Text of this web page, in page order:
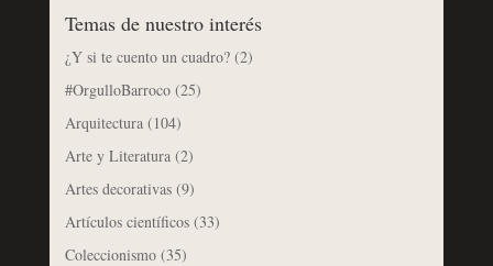
Temas de nuestro interés
¿Y si te cuento un cuadro?(2)
#OrgulloBarroco(25)
Arquitectura(104)
Arte y Literatura(2)
Artes decorativas(9)
Artículos científicos(33)
Coleccionismo(35)